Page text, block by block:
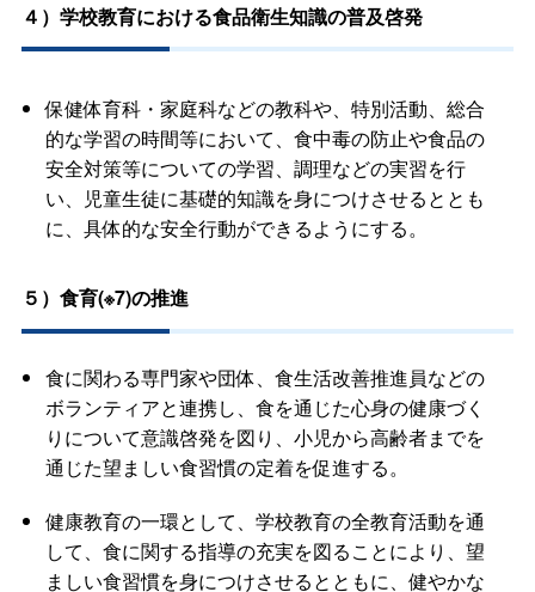
４）学校教育における食品衛生知識の普及啓発
保健体育科・家庭科などの教科や、特別活動、総合
的な学習の時間等において、食中毒の防止や食品の
安全対策等についての学習、調理などの実習を行
い、児童生徒に基礎的知識を身につけさせるととも
に、具体的な安全行動ができるようにする。
５）食育(※7)の推進
食に関わる専門家や団体、食生活改善推進員などの
ボランティアと連携し、食を通じた心身の健康づく
りについて意識啓発を図り、小児から高齢者までを
通じた望ましい食習慣の定着を促進する。
健康教育の一環として、学校教育の全教育活動を通
して、食に関する指導の充実を図ることにより、望
ましい食習慣を身につけさせるとともに、健やかな